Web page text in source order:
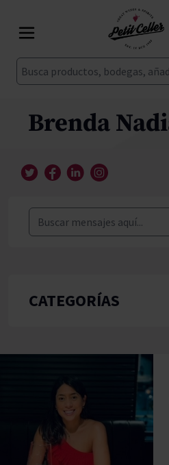
Buscar
Brenda
CATEGORÍAS
ACTUALIDAD
COCTELERÍA
LIFESTYLE
GASTRONOMÍA